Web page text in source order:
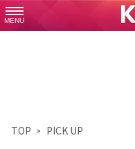
MENU
TOP PICK UP